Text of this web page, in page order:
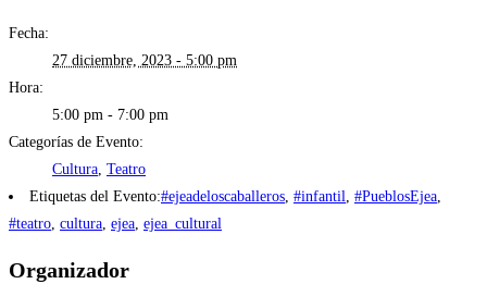
Fecha:
27 diciembre, 2023 - 5:00 pm
Hora:
5:00 pm - 7:00 pm
Categorías de Evento:
Cultura Teatro
Etiquetas del Evento:#ejeadeloscaballeros #infantil #PueblosEjea
#teatro cultura ejea ejea_cultural
Organizador